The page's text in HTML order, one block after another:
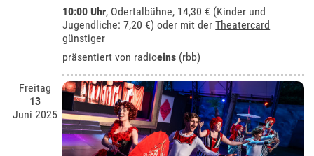
10:00 Uhr, Odertalbühne, 14,30 € (Kinder und
Jugendliche: 7,20 €) oder mit derTheatercard
günstiger
präsentiert von radioeins (rbb)
Freitag
13
Juni 2025